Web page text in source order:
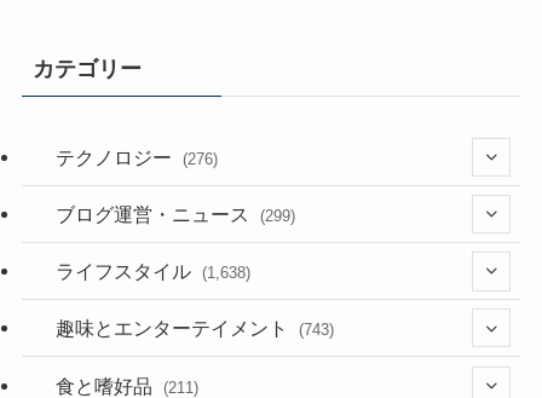
カテゴリー
テクノロジー (276)
(36)
(187)
ブログ運営・ニュース (299)
(118)
(181)
ライフスタイル (1,638)
(394)
(282)
趣味とエンターテイメント (743)
(56)
食と嗜好品 (211)